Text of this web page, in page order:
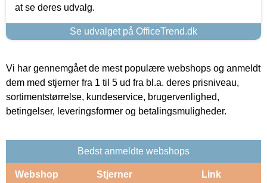
at se deres udvalg.
Se udvalget på OfficeTrend.dk
Vi har gennemgået de mest populære webshops og anmeldt
dem med stjerner fra 1 til 5 ud fra bl.a. deres prisniveau,
sortimentstørrelse, kundeservice, brugervenlighed,
betingelser, leveringsformer og betalingsmuligheder.
Bedst anmeldte webshops
Webshop Stjerner Link